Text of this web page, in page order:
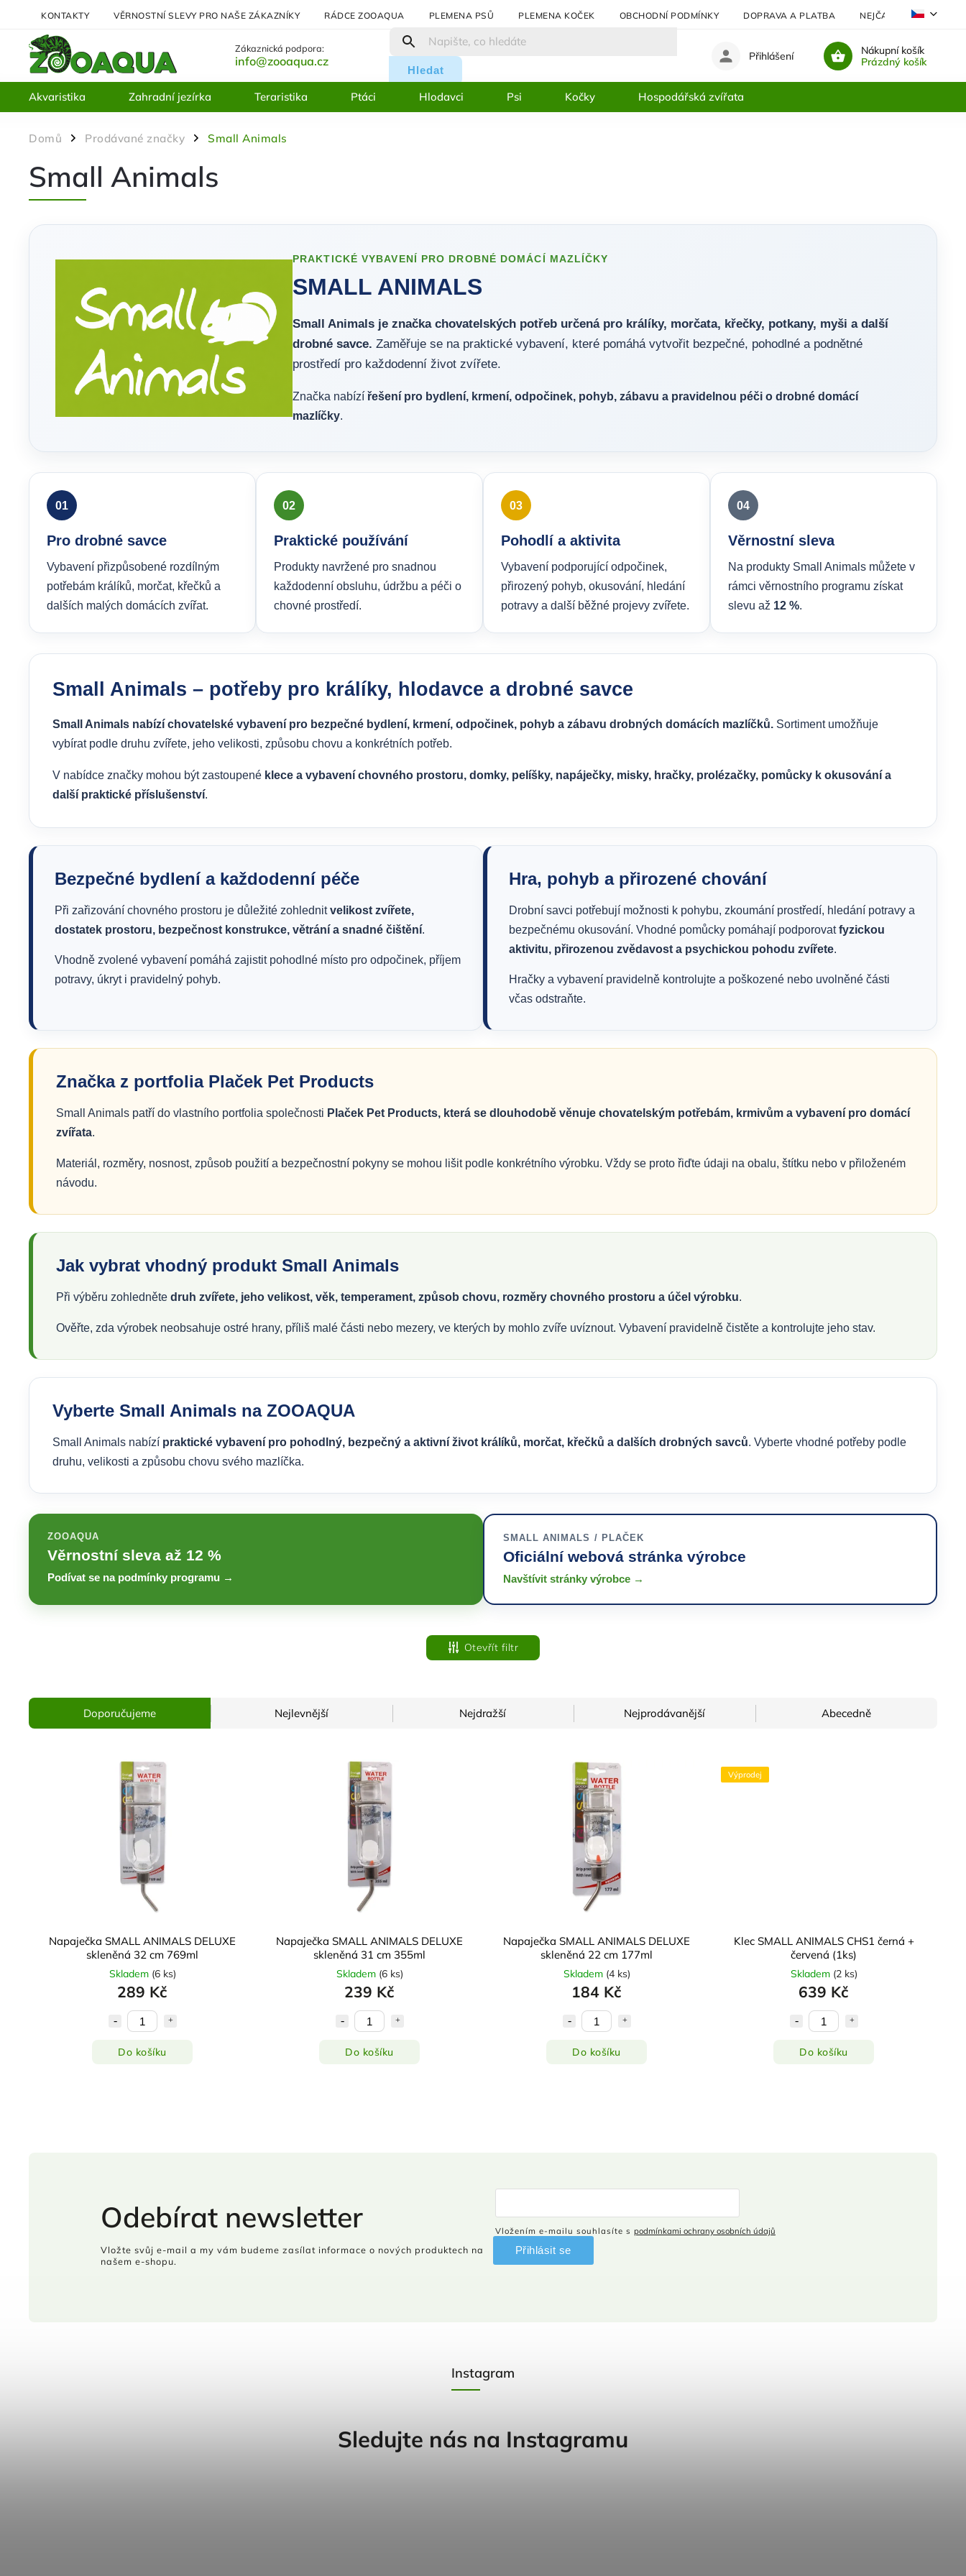
KONTAKTY VĚRNOSTNÍ SLEVY PRO NAŠE ZÁKAZNÍKY RÁDCE ZOOAQUA PLEMENA PSŮ PLEMENA KOČEK OBCHODNÍ PODMÍNKY DOPRAVA A PLATBA NEJČASTĚJI KLADENÉ
Zákaznická podpora:
info@zooaqua.cz
Hledat
Nákupní košík
Prázdný košík
Přihlášení
Akvaristika Zahradní jezírka Teraristika Ptáci Hlodavci Psi Kočky Hospodářská zvířata
Domů / Prodávané značky / Small Animals
Small Animals
PRAKTICKÉ VYBAVENÍ PRO DROBNÉ DOMÁCÍ MAZLÍČKY
SMALL ANIMALS
Small Animals je značka chovatelských potřeb určená pro králíky, morčata, křečky, potkany, myši a další
drobné savce. Zaměřuje se na praktické vybavení, které pomáhá vytvořit bezpečné, pohodlné a podnětné
prostředí pro každodenní život zvířete.
Značka nabízí řešení pro bydlení, krmení, odpočinek, pohyb, zábavu a pravidelnou péči o drobné domácí
mazlíčky.
01
Pro drobné savce
Vybavení přizpůsobené rozdílným
potřebám králíků, morčat, křečků a
dalších malých domácích zvířat.
02
Praktické používání
Produkty navržené pro snadnou
každodenní obsluhu, údržbu a péči o
chovné prostředí.
03
Pohodlí a aktivita
Vybavení podporující odpočinek,
přirozený pohyb, okusování, hledání
potravy a další běžné projevy zvířete.
04
Věrnostní sleva
Na produkty Small Animals můžete v
rámci věrnostního programu získat
slevu až 12 %.
Small Animals – potřeby pro králíky, hlodavce a drobné savce
Small Animals nabízí chovatelské vybavení pro bezpečné bydlení, krmení, odpočinek, pohyb a zábavu drobných domácích mazlíčků. Sortiment umožňuje
vybírat podle druhu zvířete, jeho velikosti, způsobu chovu a konkrétních potřeb.
V nabídce značky mohou být zastoupené klece a vybavení chovného prostoru, domky, pelíšky, napáječky, misky, hračky, prolézačky, pomůcky k okusování a
další praktické příslušenství.
Bezpečné bydlení a každodenní péče
Při zařizování chovného prostoru je důležité zohlednitvelikost zvířete,
dostatek prostoru, bezpečnost konstrukce, větrání a snadné čištění.
Vhodně zvolené vybavení pomáhá zajistit pohodlné místo pro odpočinek, příjem
potravy, úkryt i pravidelný pohyb.
Hra, pohyb a přirozené chování
Drobní savci potřebují možnosti k pohybu, zkoumání prostředí, hledání potravy a
bezpečnému okusování. Vhodné pomůcky pomáhají podporovatfyzickou
aktivitu, přirozenou zvědavost a psychickou pohodu zvířete.
Hračky a vybavení pravidelně kontrolujte a poškozené nebo uvolněné části
včas odstraňte.
Značka z portfolia Plaček Pet Products
Small Animals patří do vlastního portfolia společnosti Plaček Pet Products, která se dlouhodobě věnuje chovatelským potřebám, krmivům a vybavení pro domácí
zvířata.
Materiál, rozměry, nosnost, způsob použití a bezpečnostní pokyny se mohou lišit podle konkrétního výrobku. Vždy se proto řiďte údaji na obalu, štítku nebo v přiloženém
návodu.
Jak vybrat vhodný produkt Small Animals
Při výběru zohledněte druh zvířete, jeho velikost, věk, temperament, způsob chovu, rozměry chovného prostoru a účel výrobku.
Ověřte, zda výrobek neobsahuje ostré hrany, příliš malé části nebo mezery, ve kterých by mohlo zvíře uvíznout. Vybavení pravidelně čistěte a kontrolujte jeho stav.
Vyberte Small Animals na ZOOAQUA
Small Animals nabízí praktické vybavení pro pohodlný, bezpečný a aktivní život králíků, morčat, křečků a dalších drobných savců. Vyberte vhodné potřeby podle
druhu, velikosti a způsobu chovu svého mazlíčka.
ZOOAQUA
Věrnostní sleva až 12 %
Podívat se na podmínky programu →
SMALL ANIMALS / PLAČEK
Oficiální webová stránka výrobce
Navštívit stránky výrobce →
Otevřít filtr
Doporučujeme Nejlevnější Nejdražší Nejprodávanější Abecedně
Napaječka SMALL ANIMALS DELUXE
skleněná 32 cm 769ml
Skladem (6 ks)
289 Kč
Do košíku
Napaječka SMALL ANIMALS DELUXE
skleněná 31 cm 355ml
Skladem (6 ks)
239 Kč
Do košíku
Napaječka SMALL ANIMALS DELUXE
skleněná 22 cm 177ml
Skladem (4 ks)
184 Kč
Do košíku
Výprodej
Klec SMALL ANIMALS CHS1 černá +
červená (1ks)
Skladem (2 ks)
639 Kč
Do košíku
Odebírat newsletter
Vložte svůj e-mail a my vám budeme zasílat informace o nových produktech na
našem e-shopu.
Vložením e-mailu souhlasíte s podmínkami ochrany osobních údajů
Přihlásit se
Instagram
Sledujte nás na Instagramu